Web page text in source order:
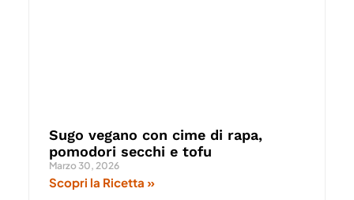
Sugo vegano con cime di rapa,
pomodori secchi e tofu
Marzo 30, 2026
Scopri la Ricetta »